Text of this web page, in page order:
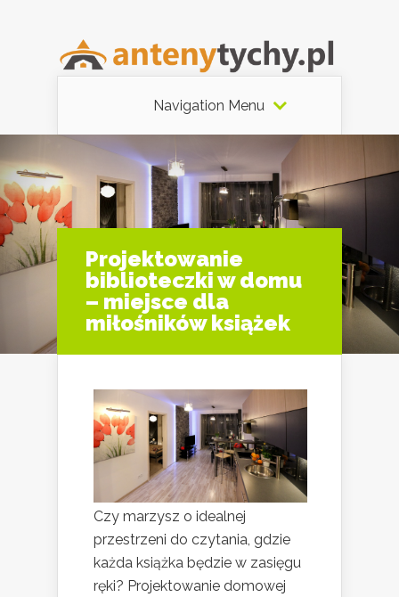
Navigation Menu
Projektowanie
biblioteczki w domu
– miejsce dla
miłośników książek
Czy marzysz o idealnej
przestrzeni do czytania, gdzie
każda książka będzie w zasięgu
ręki? Projektowanie domowej